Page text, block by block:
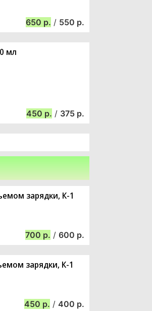
650 / 550
мл
450 / 375
зарядки, К-1
700 / 600
зарядки, К-1
450 / 400